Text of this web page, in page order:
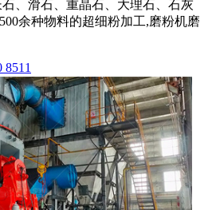
、滑石、重晶石、大理石、石灰
余种物料的超细粉加工,磨粉机磨
8511